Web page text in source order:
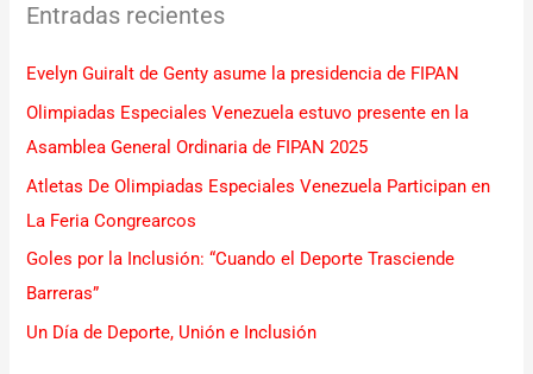
a
p
o
r
:
Entradas recientes
Evelyn Guiralt de Genty asume la presidencia de FIPAN
Olimpiadas Especiales Venezuela estuvo presente en la
Asamblea General Ordinaria de FIPAN 2025
Atletas De Olimpiadas Especiales Venezuela Participan en
La Feria Congrearcos
Goles por la Inclusión: “Cuando el Deporte Trasciende
Barreras”
Un Día de Deporte, Unión e Inclusión